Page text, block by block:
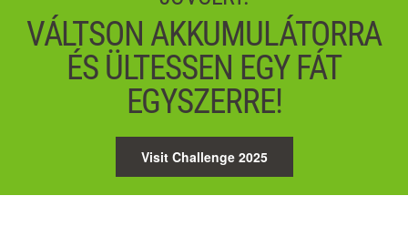
VÁLTSON AKKUMULÁTORRA
ÉS ÜLTESSEN EGY FÁT
EGYSZERRE!
Visit Challenge 2025